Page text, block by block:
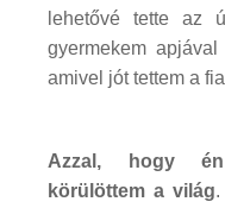
lehetővé tette az
gyermekem
amivel jót tettem a
Azzal, hogy én
körülöttem a világ